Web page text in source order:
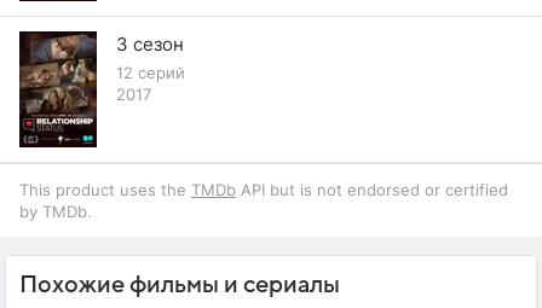
3 сезон
12 серий
2017
This product uses the TMDb API but is not endorsed or certified
by TMDb.
Похожие фильмы и сериалы